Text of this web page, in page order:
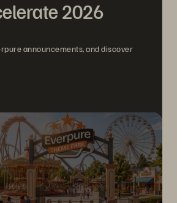
2026
announcements, and discover